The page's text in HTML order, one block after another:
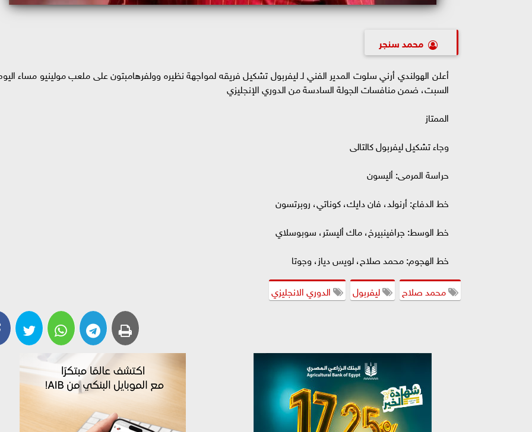
محمد سنجر
أعلن الهولندي أرني سلوت المدير الفني لـ ليفربول تشكيل فريقه لمواجهة نظيره وولفرهامبتون على ملعب مولينيو مساء
السبت، ضمن منافسات الجولة السادسة من الدوري الإنجليزي
الممتاز
وجاء تشكيل ليفربول كالتالى
حراسة المرمى: أليسون
خط الدفاع: أرنولد، فان دايك، كوناتي، روبرتسون
خط الوسط: جرافينبيرخ، ماك أليستر، سوبوسلاي
خط الهجوم: محمد صلاح، لويس دياز، وجوتا
محمد صلاح
ليفربول الدوري الانجليزي